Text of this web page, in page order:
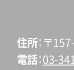
住所 〒
電話 03-